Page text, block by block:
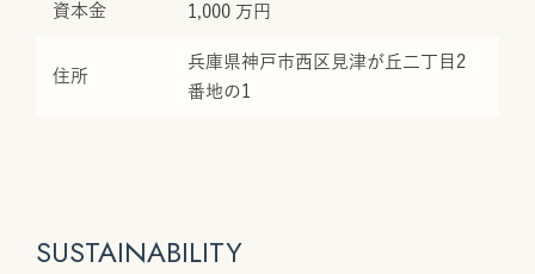
資本金 1,000 万円
住所
兵庫県神戸市西区見津が丘二丁目2
番地の1
SUSTAINABILITY